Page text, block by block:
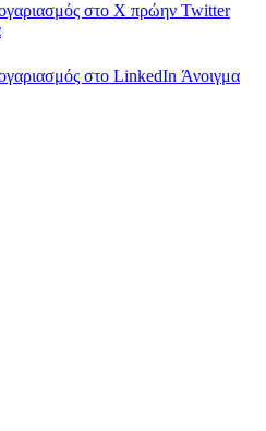
στο X πρώην Twitter
στο LinkedIn Άνοιγμα